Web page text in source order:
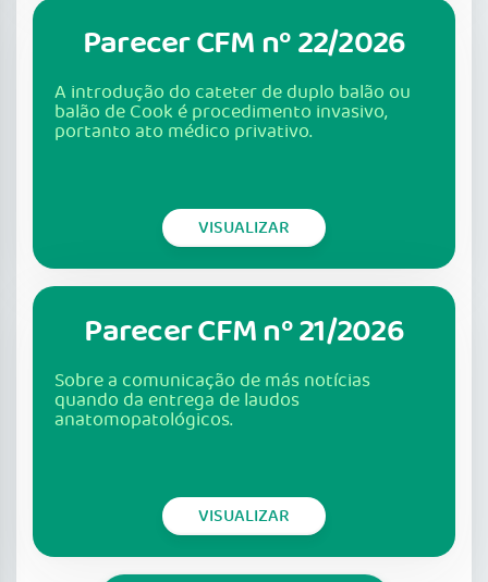
Parecer CFM nº 22/2026
A introdução do cateter de duplo balão ou
balão de Cook é procedimento invasivo,
portanto ato médico privativo.
VISUALIZAR
Parecer CFM nº 21/2026
Sobre a comunicação de más notícias
quando da entrega de laudos
anatomopatológicos.
VISUALIZAR